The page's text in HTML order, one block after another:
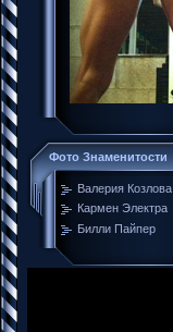
Фото Знаменитости
Валерия Козлова
Кармен Электра
Билли Пайпер